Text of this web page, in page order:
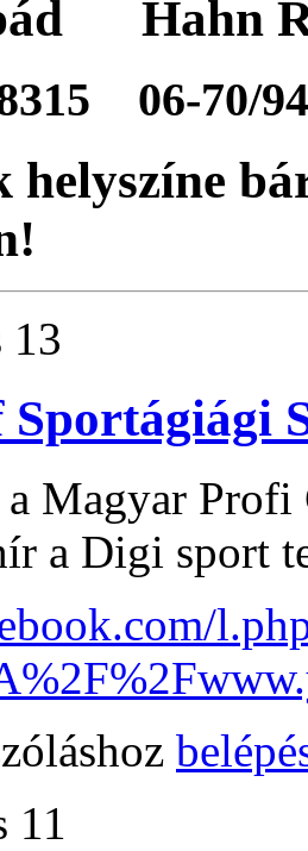
Hahn
06-70/
helyszíne
13
Magyar Profi
a Digi sport
11